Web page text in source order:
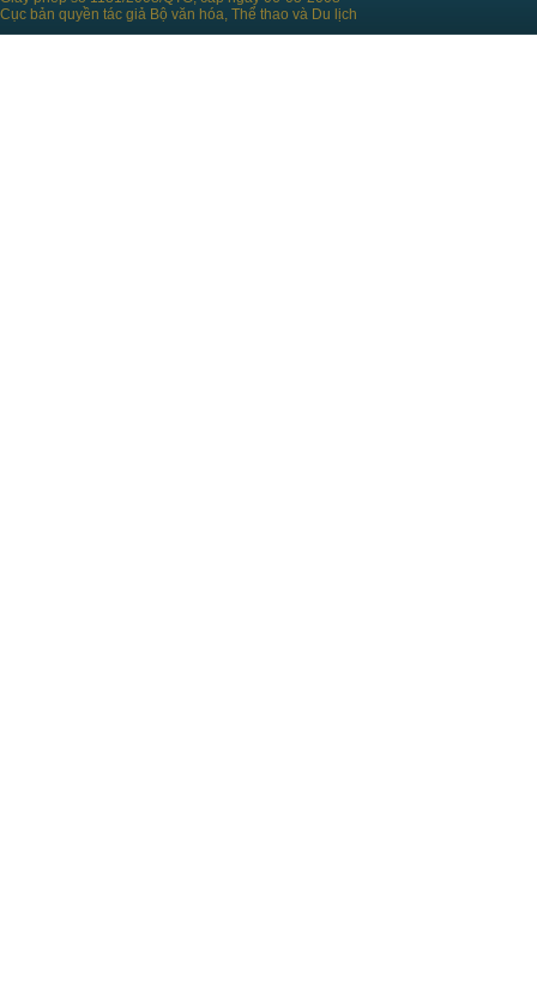
Cục bản quyền tác giả Bộ văn hóa, Thể thao và Du lịch